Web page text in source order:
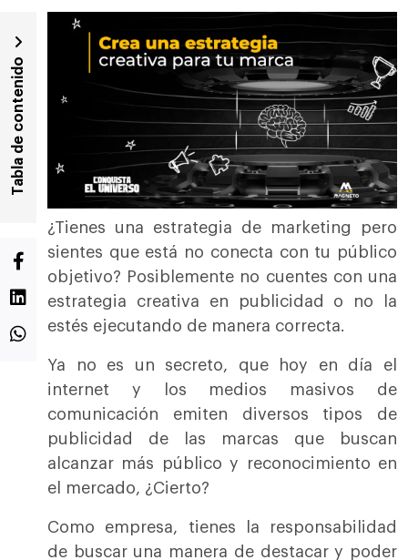
Tabla de contenido
¿Tienes una estrategia de marketing pero
sientes que está no conecta con tu público
objetivo? Posiblemente no cuentes con una
estrategia creativa en publicidad o no la
estés ejecutando de manera correcta.
Ya no es un secreto, que hoy en día el
internet y los medios masivos de
comunicación emiten diversos tipos de
publicidad de las marcas que buscan
alcanzar más público y reconocimiento en
el mercado, ¿Cierto?
Como empresa, tienes la responsabilidad
de buscar una manera de destacar y poder